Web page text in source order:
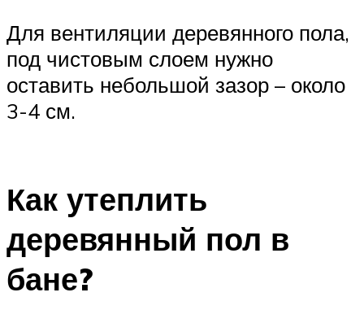
Для вентиляции деревянного пола,
под чистовым слоем нужно
оставить небольшой зазор – около
3-4 см.
Как утеплить
деревянный пол в
бане?